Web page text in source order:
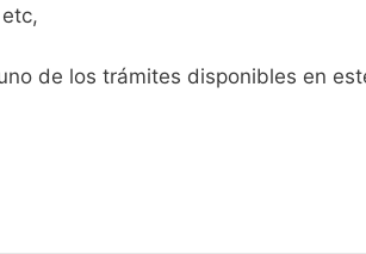
de los trámites disponibles en